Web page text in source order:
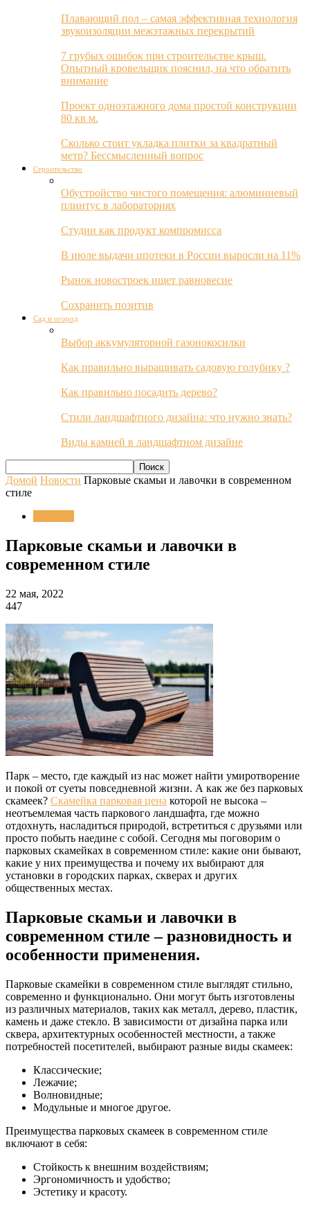
Плавающий пол – самая эффективная технология
звукоизоляции межэтажных перекрытий
7 грубых ошибок при строительстве крыш.
Опытный кровельщик пояснил, на что обратить
внимание
Проект одноэтажного дома простой конструкции
80 кв м.
Сколько стоит укладка плитки за квадратный
метр? Бессмысленный вопрос
Строительство
Обустройство чистого помещения: алюминиевый
плинтус в лабораториях
Студии как продукт компромисса
В июле выдачи ипотеки в России выросли на 11%
Рынок новостроек ищет равновесие
Сохранить позитив
Сад и огород
Выбор аккумуляторной газонокосилки
Как правильно выращивать садовую голубику ?
Как правильно посадить дерево?
Стили ландшафтного дизайна: что нужно знать?
Виды камней в ландшафтном дизайне
Домой Новости Парковые скамьи и лавочки в современном
стиле
Парковые скамьи и лавочки в
современном стиле
22 мая, 2022
447
Парк – место, где каждый из нас может найти умиротворение
и покой от суеты повседневной жизни. А как же без парковых
скамеек? Скамейка парковая цена которой не высока –
неотъемлемая часть паркового ландшафта, где можно
отдохнуть, насладиться природой, встретиться с друзьями или
просто побыть наедине с собой. Сегодня мы поговорим о
парковых скамейках в современном стиле: какие они бывают,
какие у них преимущества и почему их выбирают для
установки в городских парках, скверах и других
общественных местах.
Парковые скамьи и лавочки в
современном стиле – разновидность и
особенности применения.
Парковые скамейки в современном стиле выглядят стильно,
современно и функционально. Они могут быть изготовлены
из различных материалов, таких как металл, дерево, пластик,
камень и даже стекло. В зависимости от дизайна парка или
сквера, архитектурных особенностей местности, а также
потребностей посетителей, выбирают разные виды скамеек:
Классические;
Лежачие;
Волновидные;
Модульные и многое другое.
Преимущества парковых скамеек в современном стиле
включают в себя:
Стойкость к внешним воздействиям;
Эргономичность и удобство;
Эстетику и красоту.